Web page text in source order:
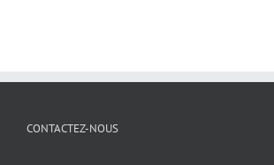
CONTACTEZ-NOUS